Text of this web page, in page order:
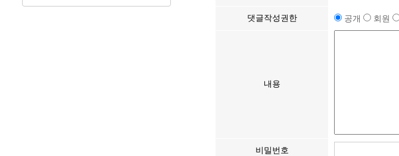
댓글작성권한 공개 회원
내용
비밀번호